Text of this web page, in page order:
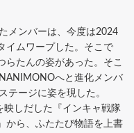
メンバーは、今度は2024
イムワープした。そこで
たんの姿があった。そこ
へと進化メンバ
テージに姿を現した。
しだした『インキャ戦隊
から、ふたたび物語を上書